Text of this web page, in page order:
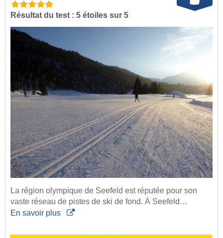
Résultat du test : 5 étoiles sur 5
La région olympique de Seefeld est réputée pour son
vaste réseau de pistes de ski de fond. À Seefeld…
En savoir plus